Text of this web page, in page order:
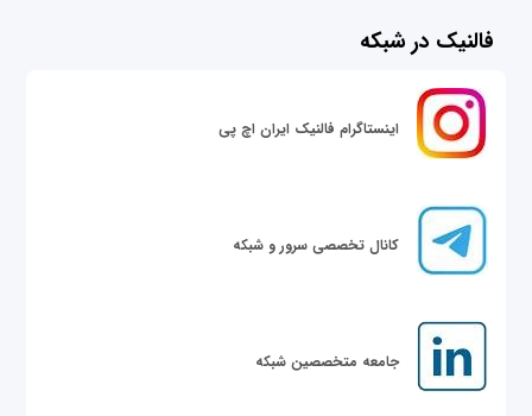
فالنیک در شبکه
اینستاگرام فالنیک ایران اچ پی
کانال تخصصی سرور و شبکه
جامعه متخصصین شبکه